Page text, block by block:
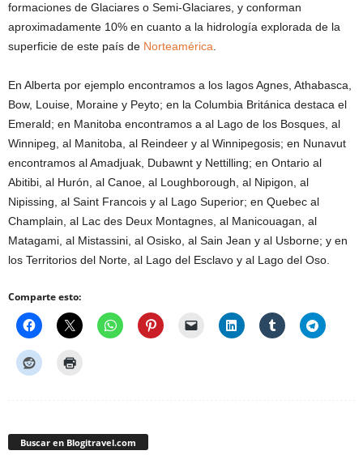
formaciones de Glaciares o Semi-Glaciares, y conforman
aproximadamente 10% en cuanto a la hidrología explorada de la
superficie de este país de Norteamérica
En Alberta por ejemplo encontramos a los lagos Agnes, Athabasca,
Bow, Louise, Moraine y Peyto; en la Columbia Británica destaca el
Emerald; en Manitoba encontramos a al Lago de los Bosques, al
Winnipeg, al Manitoba, al Reindeer y al Winnipegosis; en Nunavut
encontramos al Amadjuak, Dubawnt y Nettilling; en Ontario al
Abitibi, al Hurón, al Canoe, al Loughborough, al Nipigon, al
Nipissing, al Saint Francois y al Lago Superior; en Quebec al
Champlain, al Lac des Deux Montagnes, al Manicouagan, al
Matagami, al Mistassini, al Osisko, al Sain Jean y al Usborne; y en
los Territorios del Norte, al Lago del Esclavo y al Lago del Oso.
Comparte esto:
Buscar en Blogitravel.com